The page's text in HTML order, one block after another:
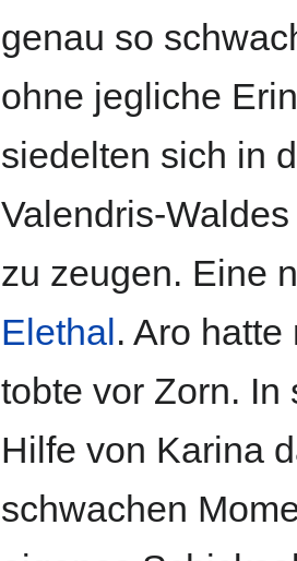
genau so
ohne jegliche
siedelten sich in
Valendris-
zu zeugen. Eine
Elethal. Aro
tobte vor Zorn. In
Hilfe von Karina
schwachen